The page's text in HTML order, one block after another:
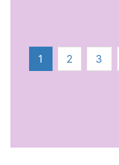
1 2 3